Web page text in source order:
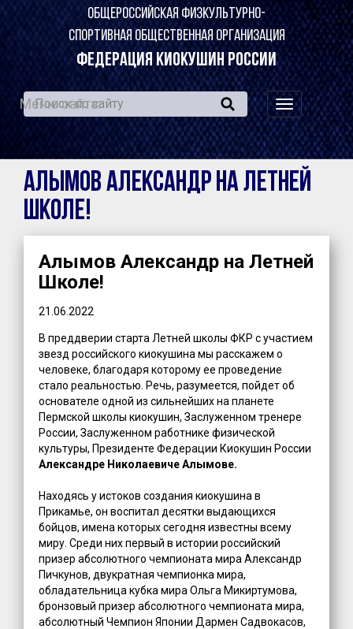
ОБЩЕРОССИЙСКАЯ ФИЗКУЛЬТУРНО-
СПОРТИВНАЯ ОБЩЕСТВЕННАЯ ОРГАНИЗАЦИЯ
ФЕДЕРАЦИЯ КИОКУШИН РОССИИ
навигация
по
сайту
Меню сайта:
Алымов Александр на Летней
Школе!
Алымов Александр на Летней
Школе!
21.06.2022
В преддверии старта Летней школы ФКР с участием
звезд российского киокушина мы расскажем о
человеке, благодаря которому ее проведение
стало реальностью. Речь, разумеется, пойдет об
основателе одной из сильнейших на планете
Пермской школы киокушин, Заслуженном тренере
России, Заслуженном работнике физической
культуры, Президенте Федерации Киокушин России
Александре Николаевиче Алымове.
Находясь у истоков создания киокушина в
Прикамье, он воспитал десятки выдающихся
бойцов, имена которых сегодня известны всему
миру. Среди них первый в истории российский
призер абсолютного чемпионата мира Александр
Пичкунов, двукратная чемпионка мира,
обладательница кубка мира Ольга Микиртумова,
бронзовый призер абсолютного чемпионата мира,
абсолютный Чемпион Японии Дармен Садвокасов,